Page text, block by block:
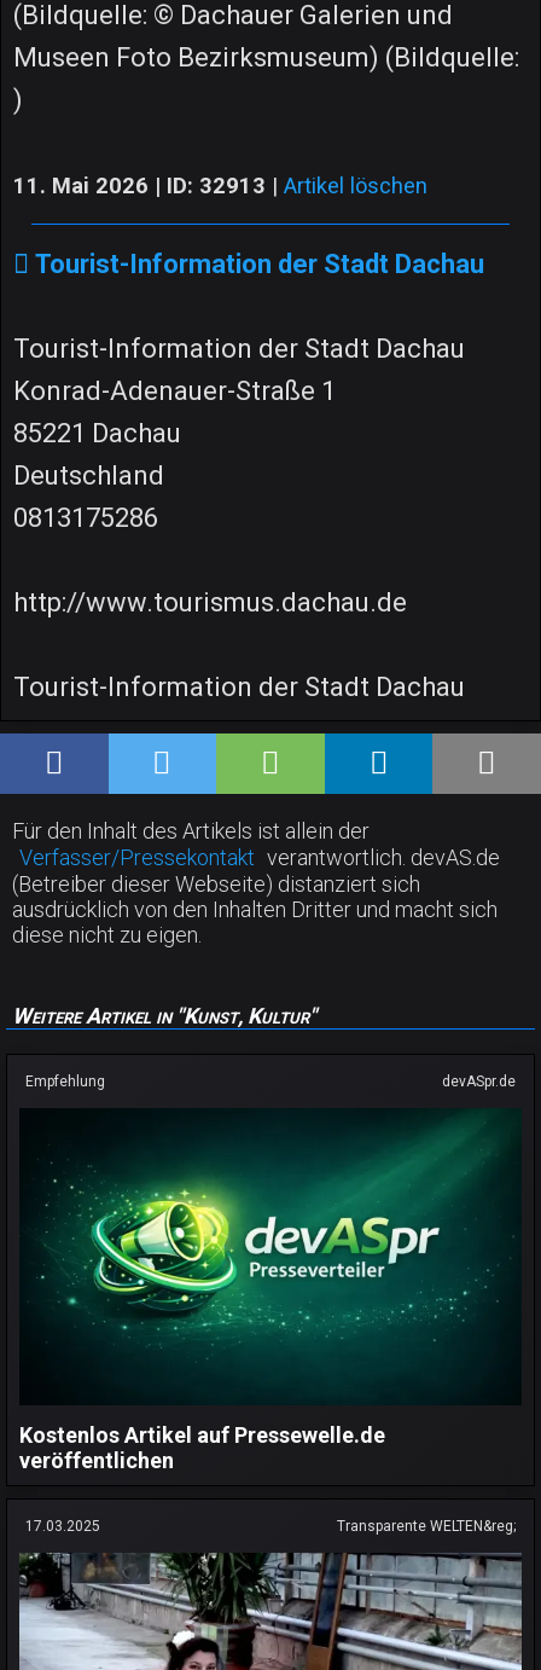
(Bildquelle: © Dachauer Galerien und
Museen Foto Bezirksmuseum) (Bildquelle:
)
11. Mai 2026 | ID: 32913 | Artikel löschen
Tourist-Information der Stadt Dachau
Tourist-Information der Stadt Dachau
Konrad-Adenauer-Straße 1
85221 Dachau
Deutschland
0813175286
http://www.tourismus.dachau.de
Tourist-Information der Stadt Dachau
Für den Inhalt des Artikels ist allein der
Verfasser/Pressekontakt verantwortlich. devAS.de
(Betreiber dieser Webseite) distanziert sich
ausdrücklich von den Inhalten Dritter und macht sich
diese nicht zu eigen.
Weitere Artikel in "Kunst, Kultur"
Empfehlung devASpr.de
Kostenlos Artikel auf Pressewelle.de
veröffentlichen
17.03.2025 Transparente WELTEN&reg;